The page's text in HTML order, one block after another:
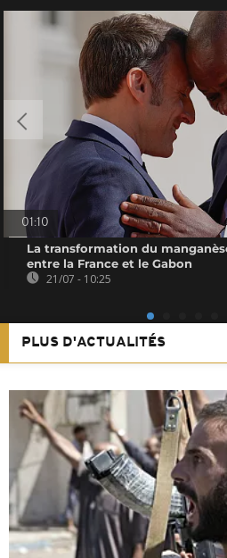
01:10
La transformation du
entre la France et le Gabon
21/07 - 10:25
PLUS D'ACTUALITÉS